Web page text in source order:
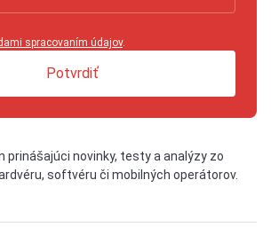
spracovaním údajov.
Potvrdiť
prinášajúci novinky, testy a analýzy zo
softvéru či mobilných operátorov.